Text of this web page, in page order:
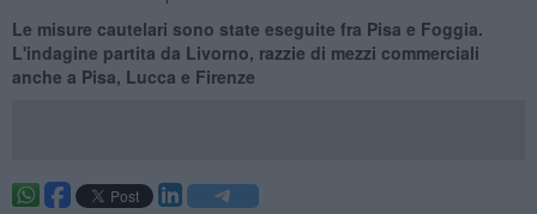
Le misure cautelari sono state eseguite fra Pisa e Foggia.
L'indagine partita da Livorno, razzie di mezzi commerciali
anche a Pisa, Lucca e Firenze